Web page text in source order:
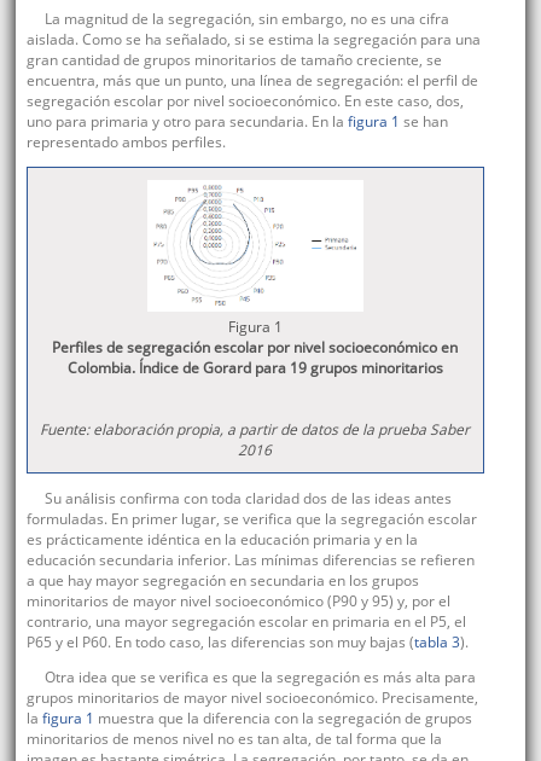
La magnitud de la segregación, sin embargo, no es una cifra
aislada. Como se ha señalado, si se estima la segregación para una
gran cantidad de grupos minoritarios de tamaño creciente, se
encuentra, más que un punto, una línea de segregación: el perfil de
segregación escolar por nivel socioeconómico. En este caso, dos,
uno para primaria y otro para secundaria. En la figura 1 se han
representado ambos perfiles.
Figura 1
Perfiles de segregación escolar por nivel socioeconómico en
Colombia. Índice de Gorard para 19 grupos minoritarios
Fuente: elaboración propia, a partir de datos de la prueba Saber
2016
Su análisis confirma con toda claridad dos de las ideas antes
formuladas. En primer lugar, se verifica que la segregación escolar
es prácticamente idéntica en la educación primaria y en la
educación secundaria inferior. Las mínimas diferencias se refieren
a que hay mayor segregación en secundaria en los grupos
minoritarios de mayor nivel socioeconómico (P90 y 95) y, por el
contrario, una mayor segregación escolar en primaria en el P5, el
P65 y el P60. En todo caso, las diferencias son muy bajas (tabla 3).
Otra idea que se verifica es que la segregación es más alta para
grupos minoritarios de mayor nivel socioeconómico. Precisamente,
la figura 1 muestra que la diferencia con la segregación de grupos
minoritarios de menos nivel no es tan alta, de tal forma que la